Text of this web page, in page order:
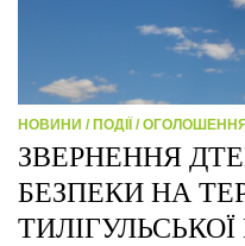
НОВИНИ / ПОДІЇ / ОГОЛОШЕННЯ
ЗВЕРНЕННЯ
БЕЗПЕКИ НА